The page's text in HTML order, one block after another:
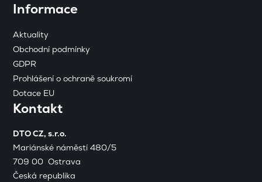
Informace
Aktuality
Obchodní podmínky
GDPR
Prohlášení o ochraně soukromí
Dotace EU
Kontakt
DTO CZ, s.r.o.
Mariánské náměstí 480/5
709 00 Ostrava
Česká republika